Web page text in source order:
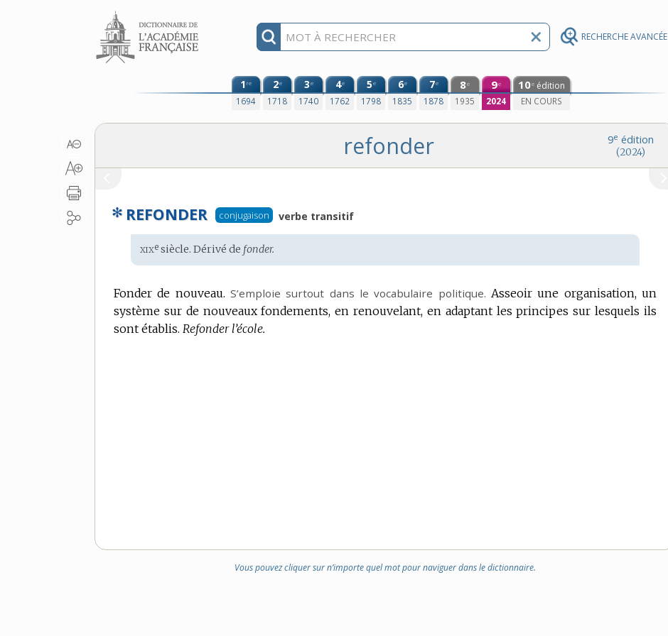
RECHERCHE AVANCÉE
Aller au contenu
1re
1694
2e
1718
3e
1740
4e
1762
5e
1798
6e
1835
7e
1878
8e
1935
9e
2024
10e édition
EN COURS
9e édition
(2024)
refonder
✻ REFONDER conjugaison verbe transitif
Étymologie
:
xixe siècle. Dérivé de fonder.
Fonder de nouveau. S’emploie surtout dans le vocabulaire politique. Asseoir une organisation, un
système sur de nouveaux fondements, en renouvelant, en adaptant les principes sur lesquels ils
sont établis. Refonder l’école.
Vous pouvez cliquer sur n’importe quel mot pour naviguer dans le dictionnaire.